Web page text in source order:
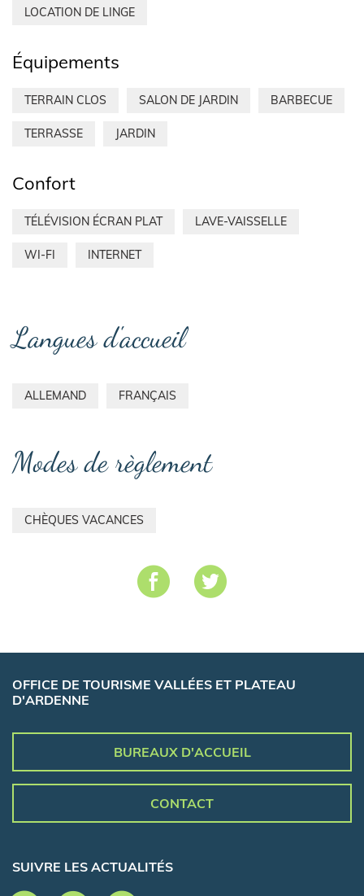
LOCATION DE LINGE
Équipements
TERRAIN CLOS SALON DE JARDIN BARBECUE
TERRASSE JARDIN
Confort
TÉLÉVISION ÉCRAN PLAT LAVE-VAISSELLE
WI-FI INTERNET
Langues d'accueil
ALLEMAND FRANÇAIS
Modes de règlement
CHÈQUES VACANCES
OFFICE DE TOURISME VALLÉES ET PLATEAU
D'ARDENNE
BUREAUX D'ACCUEIL
CONTACT
SUIVRE LES ACTUALITÉS